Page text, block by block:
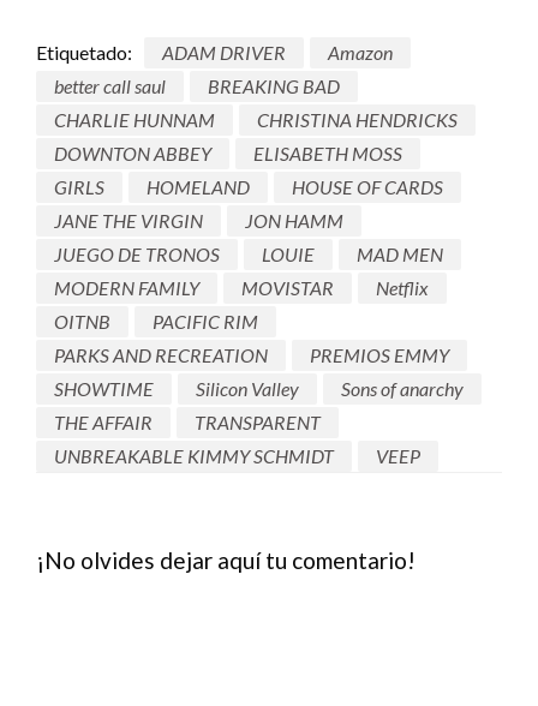
Etiquetado: ADAM DRIVER
Amazon
better call saul
BREAKING BAD
CHARLIE HUNNAM
CHRISTINA HENDRICKS
DOWNTON ABBEY
ELISABETH MOSS
GIRLS
HOMELAND
HOUSE OF CARDS
JANE THE VIRGIN
JON HAMM
JUEGO DE TRONOS
LOUIE
MAD MEN
MODERN FAMILY
MOVISTAR
Netflix
OITNB
PACIFIC RIM
PARKS AND RECREATION
PREMIOS EMMY
SHOWTIME
Silicon Valley
Sons of anarchy
THE AFFAIR
TRANSPARENT
UNBREAKABLE KIMMY SCHMIDT
VEEP
¡No olvides dejar aquí tu comentario!